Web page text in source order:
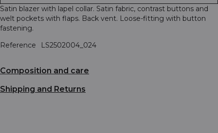
Satin blazer with lapel collar. Satin fabric, contrast buttons and
welt pockets with flaps. Back vent. Loose-fitting with button
fastening.
Reference
LS2502004_024
Composition and care
Shipping and Returns